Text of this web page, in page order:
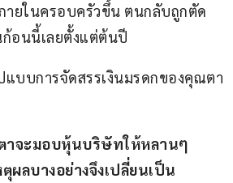
ยในครอบครัวขึ้น ตนกลับถูกตัด
ก้อนนี้เลยตั้งแต่ต้นปี
แบบการจัดสรรเงินมรดกของคุณตา
าจะมอบหุ้นบริษัทให้หลานๆ
ผลบางอย่างจึงเปลี่ยนเป็น